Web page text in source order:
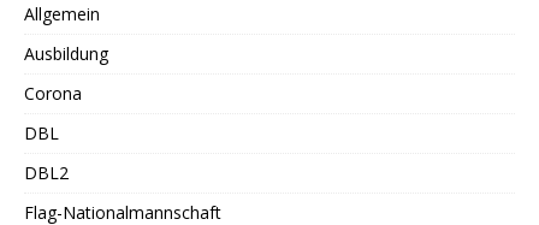
Allgemein
Ausbildung
Corona
DBL
DBL2
Flag-Nationalmannschaft